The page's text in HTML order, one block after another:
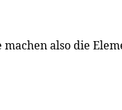
also die